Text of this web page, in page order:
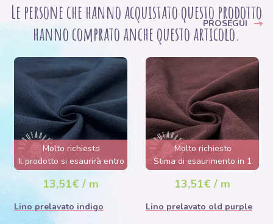
Le persone che hanno acquistato questo prodotto
hanno comprato anche questo articolo.
PROSEGUI
Molto richiesto
Il prodotto si esaurirà entro
poche ore.
13,51€ / m
Lino prelavato indigo
Molto richiesto
Stima di esaurimento in 1
giorno/i.
13,51€ / m
Lino prelavato old purple